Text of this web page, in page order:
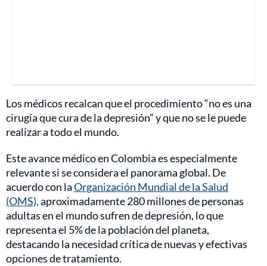
Los médicos recalcan que el procedimiento “no es una
cirugía que cura de la depresión” y que no se le puede
realizar a todo el mundo.
Este avance médico en Colombia es especialmente
relevante si se considera el panorama global. De
acuerdo con laOrganización Mundial de la Salud
(OMS),aproximadamente 280 millones de personas
adultas en el mundo sufren de depresión, lo que
representa el 5% de la población del planeta,
destacando la necesidad crítica de nuevas y efectivas
opciones de tratamiento.